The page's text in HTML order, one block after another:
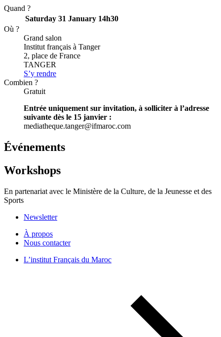
Quand ?
Saturday 31 January 14h30
Où ?
Grand salon
Institut français à Tanger
2, place de France
TANGER
S’y rendre
Combien ?
Gratuit
Entrée uniquement sur invitation, à solliciter à l’adresse
suivante dès le 15 janvier :
mediatheque.tanger@ifmaroc.com
Événements
Workshops
En partenariat avec le Ministère de la Culture, de la Jeunesse et des
Sports
Newsletter
À propos
Nous contacter
L’institut Français du Maroc